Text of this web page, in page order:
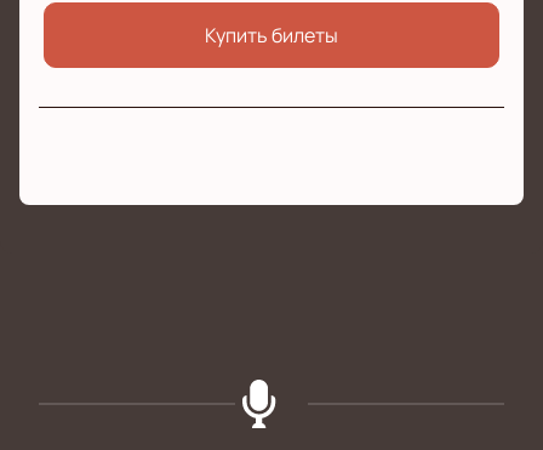
Купить билеты